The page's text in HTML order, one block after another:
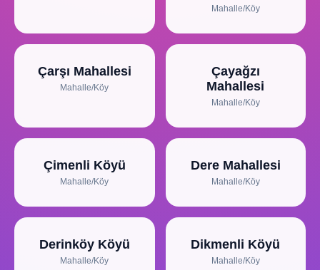
Mahalle/Köy
Çarşı Mahallesi
Mahalle/Köy
Çayağzı
Mahallesi
Mahalle/Köy
Çimenli Köyü
Mahalle/Köy
Dere Mahallesi
Mahalle/Köy
Derinköy Köyü
Mahalle/Köy
Dikmenli Köyü
Mahalle/Köy